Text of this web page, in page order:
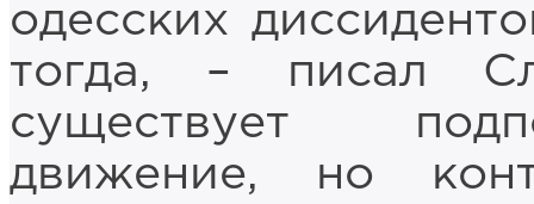
одесских
тогда, – писал
существует
движение, но